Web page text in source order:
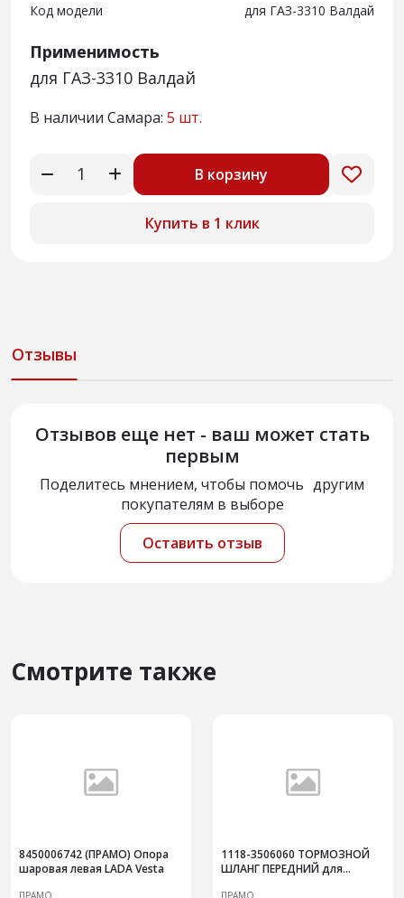
Код модели для ГАЗ-3310 Валдай
Применимость
для ГАЗ-3310 Валдай
В наличии Самара: 5 шт.
В корзину
Купить в 1 клик
Отзывы
Отзывов еще нет - ваш может стать
первым
Поделитесь мнением, чтобы помочь другим
покупателям в выборе
Оставить отзыв
Смотрите также
8450006742 (ПРАМО) Опора
шаровая левая LADA Vesta
ПРАМО
1118-3506060 ТОРМОЗНОЙ
ШЛАНГ ПЕРЕДНИЙ для
ПРАМО